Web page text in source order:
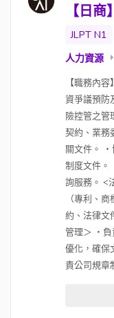
【日
JLPT N1
人力資源
【職務內
資爭議預防
險控管之管
契約、業務
關文件。
制度文件。
詢服務。 <
（專利、
約、法律文
管理＞ ・
優化，確保
責公司規章